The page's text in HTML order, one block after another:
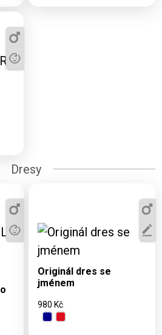
Dresy
Dostupné varianty:
Originál dres se
jménem
980 Kč